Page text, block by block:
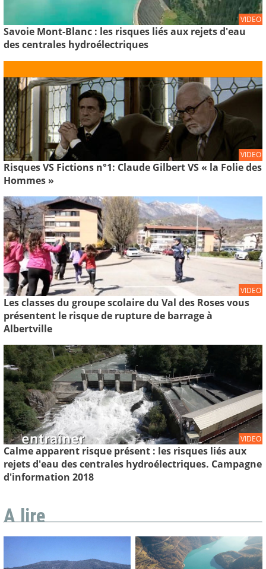
VIDEO
Savoie Mont-Blanc : les risques liés aux rejets d'eau
des centrales hydroélectriques
VIDEO
Risques VS Fictions n°1: Claude Gilbert VS « la Folie des
Hommes »
VIDEO
Les classes du groupe scolaire du Val des Roses vous
présentent le risque de rupture de barrage à
Albertville
VIDEO
Calme apparent risque présent : les risques liés aux
rejets d'eau des centrales hydroélectriques. Campagne
d'information 2018
A lire